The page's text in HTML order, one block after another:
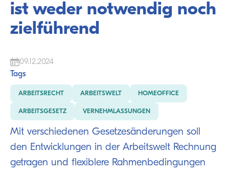
ist weder notwendig noch
zielführend
09.12.2024
Mit verschiedenen Gesetzesänderungen soll
den Entwicklungen in der Arbeitswelt Rechnung
getragen und flexiblere Rahmenbedingungen
Tags
ARBEITSRECHT ARBEITSWELT HOMEOFFICE
ARBEITSGESETZ VERNEHMLASSUNGEN